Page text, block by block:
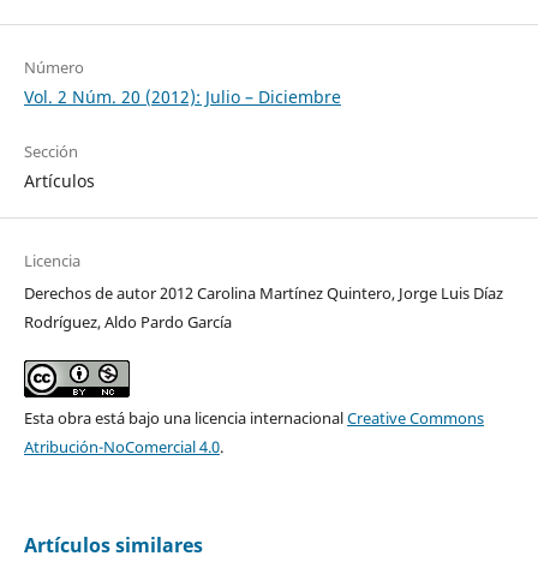
Número
Vol. 2 Núm. 20 (2012): Julio – Diciembre
Sección
Artículos
Licencia
Derechos de autor 2012 Carolina Martínez Quintero, Jorge Luis Díaz
Rodríguez, Aldo Pardo García
Esta obra está bajo una licencia internacionalCreative Commons
Atribución-NoComercial 4.0.
Artículos similares